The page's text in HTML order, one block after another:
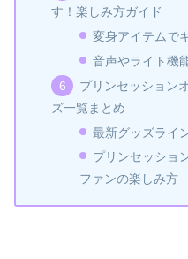
す！楽しみ方ガイド
変身アイテムで
音声やライト機
プリンセッション
ズ一覧まとめ
最新グッズライ
プリンセッショ
ファンの楽しみ方